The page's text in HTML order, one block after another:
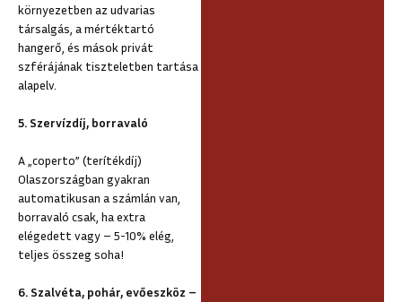
környezetben az udvarias
társalgás, a mértéktartó
hangerő, és mások privát
szférájának tiszteletben tartása
alapelv.
5. Szervízdíj, borravaló
A „coperto” (terítékdíj)
Olaszországban gyakran
automatikusan a számlán van,
borravaló csak, ha extra
elégedett vagy – 5-10% elég,
teljes összeg soha!
6. Szalvéta, pohár, evőeszköz –